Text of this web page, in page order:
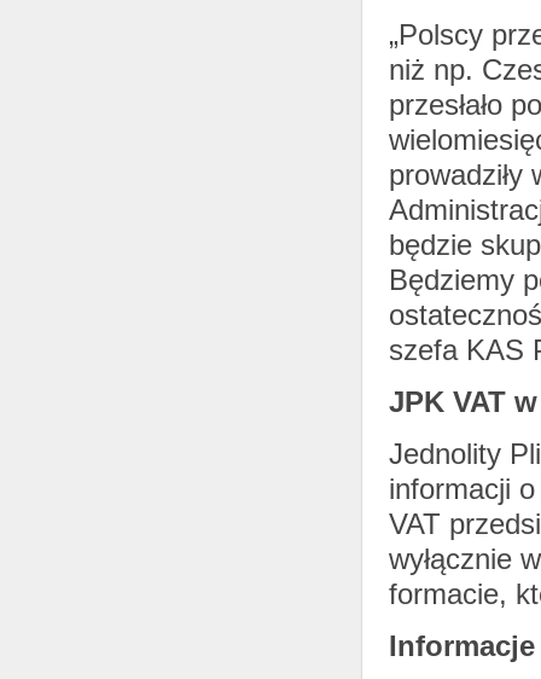
„Polscy
niż np.
przesłało
będzie
Będziemy
szefa KAS
JPK VAT
Jednolity
informacji
VAT
wyłącznie
formacie,
Informacje